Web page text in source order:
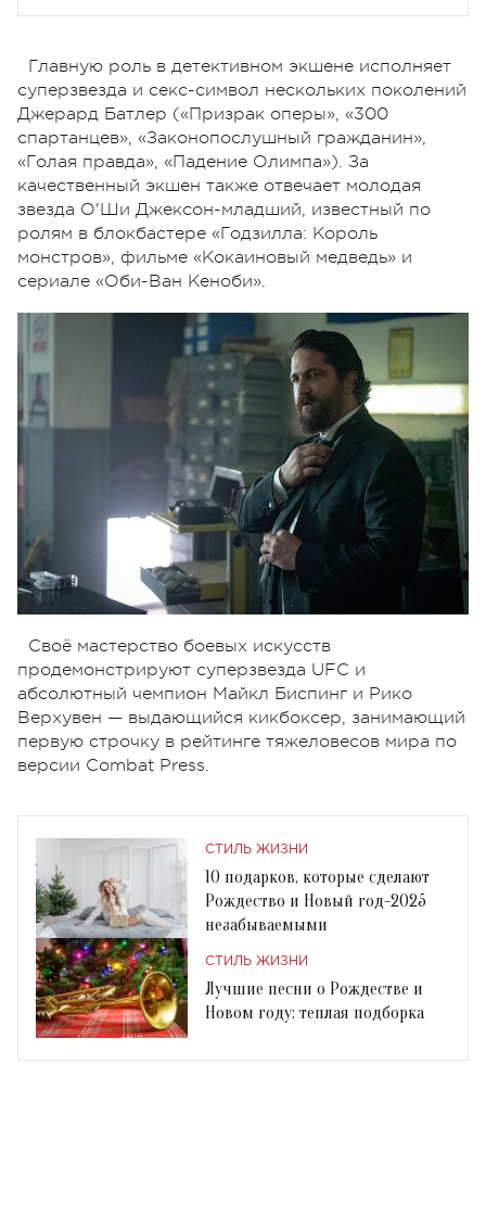
Главную роль в детективном экшене исполняет
суперзвезда и секс-символ нескольких поколений
Джерард Батлер («Призрак оперы», «300
спартанцев», «Законопослушный гражданин»,
«Голая правда», «Падение Олимпа»). За
качественный экшен также отвечает молодая
звезда О'Ши Джексон-младший, известный по
ролям в блокбастере «Годзилла: Король
монстров», фильме «Кокаиновый медведь» и
сериале «Оби-Ван Кеноби».
Своё мастерство боевых искусств
продемонстрируют суперзвезда UFC и
абсолютный чемпион Майкл Биспинг и Рико
Верхувен — выдающийся кикбоксер, занимающий
первую строчку в рейтинге тяжеловесов мира по
версии Combat Press.
СТИЛЬ ЖИЗНИ
10 подарков, которые сделают
Рождество и Новый год-2025
незабываемыми
СТИЛЬ ЖИЗНИ
Лучшие песни о Рождестве и
Новом году: теплая подборка